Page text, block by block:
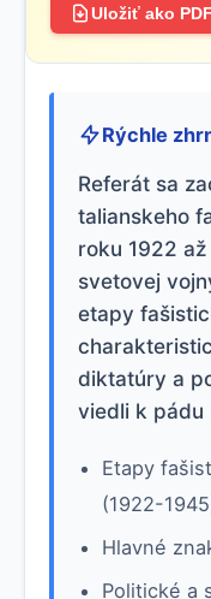
Uložiť ako PDF
Rýchle
Referát sa
talianskeho
roku 1922
svetovej
etapy
diktatúry a
viedli k pádu
Etapy
(1922-
Hlavné
Politické a